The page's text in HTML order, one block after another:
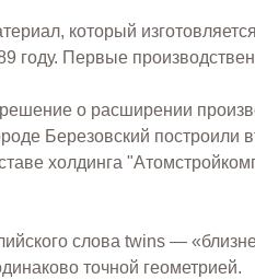
который
году. Первые
о расширении
Березовский построили
холдинга
слова twins —
точной геометрией.